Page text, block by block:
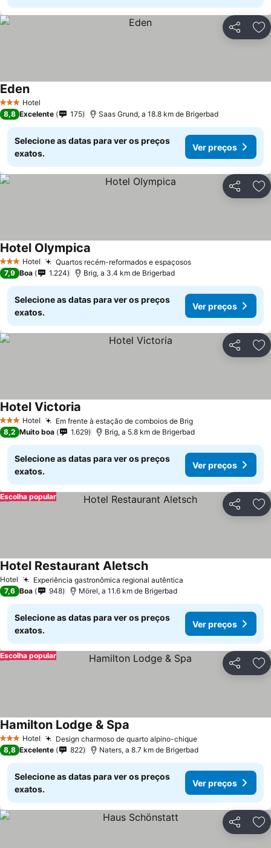
Partilhar
3 EstrelasHotel
EdenVer preços
8,8 Excelente 175 Saas Grund, a 18.8 km de Brigerbad
Selecione as datas para ver os preços
exatos.
Ver preços
Partilhar
3 EstrelasHotel Quartos recém-reformados e espaçososVer preços
Hotel Olympica
7,9 Boa 1.224 Brig, a 3.4 km de Brigerbad
Selecione as datas para ver os preços
exatos.
Ver preços
Partilhar
3 EstrelasHotel Em frente à estação de comboios de BrigVer preços
Hotel Victoria
8,2 Muito boa 1.629 Brig, a 5.8 km de Brigerbad
Selecione as datas para ver os preços
exatos.
Ver preços
Partilhar
Escolha popular
Hotel Experiência gastronômica regional autêntica
Hotel Restaurant AletschVer preços
7,6 Boa 948 Mörel, a 11.6 km de Brigerbad
Selecione as datas para ver os preços
exatos.
Ver preços
Partilhar
Escolha popular
3 EstrelasHotel Design charmoso de quarto alpino-chiqueVer preços
Hamilton Lodge & Spa
8,8 Excelente 822 Naters, a 8.7 km de Brigerbad
Selecione as datas para ver os preços
exatos.
Ver preços
Partilhar